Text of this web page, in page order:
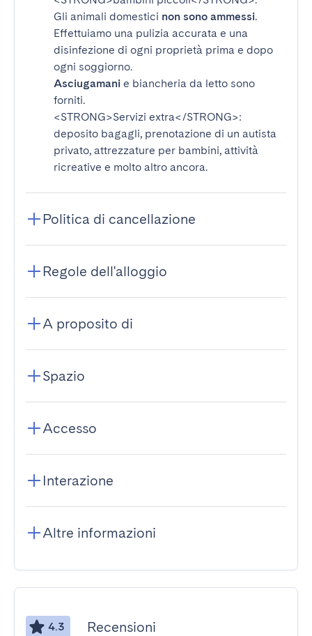
Gli animali domestici non sono ammessi.
Effettuiamo una pulizia accurata e una
disinfezione di ogni proprietà prima e dopo
ogni soggiorno.
Asciugamani e biancheria da letto sono
forniti.
<STRONG>Servizi extra</STRONG>:
deposito bagagli, prenotazione di un autista
privato, attrezzature per bambini, attività
ricreative e molto altro ancora.
Politica di cancellazione
Regole dell'alloggio
A proposito di
Spazio
Accesso
Interazione
Altre informazioni
4.3 Recensioni